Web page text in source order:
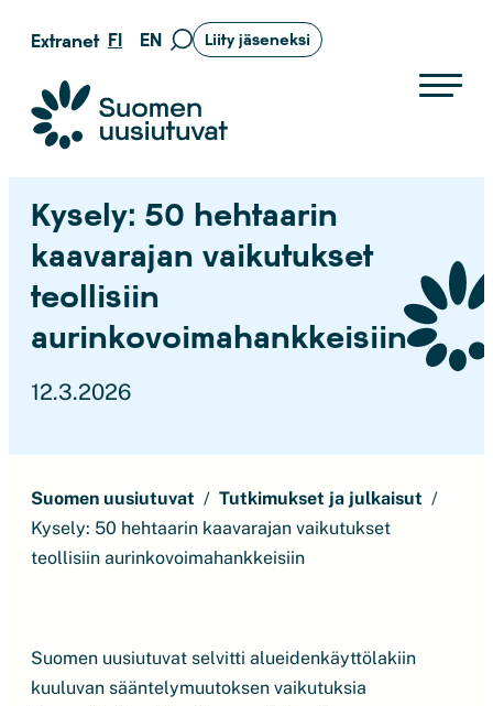
Siirry
sisältöön
Extranet FI EN
Siirry
Liity jäseneksi
Suomen uusiutuvat ry
Kysely: 50 hehtaarin
kaavarajan vaikutukset
teollisiin
aurinkovoimahankkeisiin
12.3.2026
Suomen uusiutuvat
Tutkimukset ja julkaisut
Kysely: 50 hehtaarin kaavarajan vaikutukset
teollisiin aurinkovoimahankkeisiin
Suomen uusiutuvat selvitti alueidenkäyttölakiin
kuuluvan sääntelymuutoksen vaikutuksia